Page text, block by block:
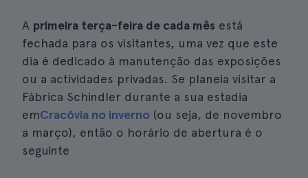
A primeira terça-feira de cada mês está
fechada para os visitantes, uma vez que este
dia é dedicado à manutenção das exposições
ou a actividades privadas. Se planeia visitar a
Fábrica Schindler durante a sua estadia
emCracóvia no inverno (ou seja, de novembro
a março), então o horário de abertura é o
seguinte